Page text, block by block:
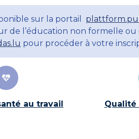
sur la portail
de l’éducation non formelle ou
pour procéder à votre
au travail